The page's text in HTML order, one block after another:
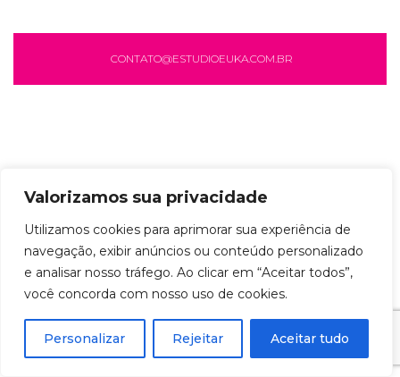
Valorizamos sua privacidade
Utilizamos cookies para aprimorar sua experiência de
navegação, exibir anúncios ou conteúdo personalizado
e analisar nosso tráfego. Ao clicar em “Aceitar todos”,
você concorda com nosso uso de cookies.
Personalizar Rejeitar Aceitar tudo
CONTATO@ESTUDIOEUKA.COM.BR